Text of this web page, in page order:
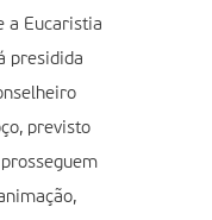
a Eucaristia
presidida
previsto